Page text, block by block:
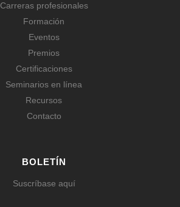
Carreras profesionales
Formación
Eventos
Premios
Certificaciones
Seminarios en línea
Recursos
Contacto
BOLETÍN
Suscríbase aquí